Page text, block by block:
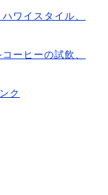
ワイスタイル、
ーヒーの試飲、
ク